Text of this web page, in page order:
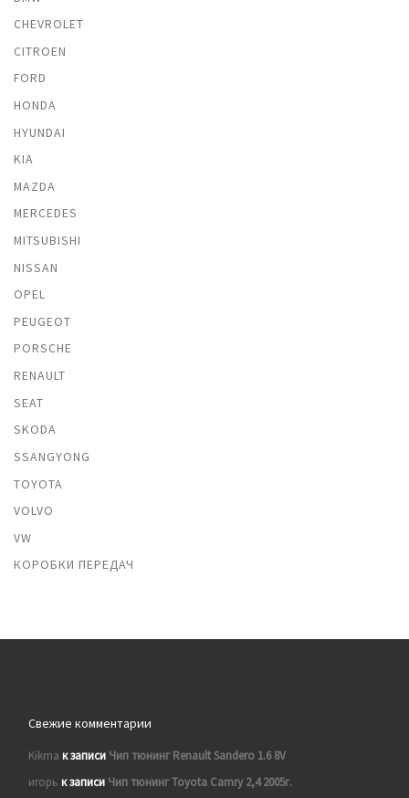
CHEVROLET
CITROEN
FORD
HONDA
HYUNDAI
KIA
MAZDA
MERCEDES
MITSUBISHI
NISSAN
OPEL
PEUGEOT
PORSCHE
RENAULT
SEAT
SKODA
SSANGYONG
TOYOTA
VOLVO
VW
КОРОБКИ ПЕРЕДАЧ
Свежие комментарии
Kikma к записи Чип тюнинг Renault Sandero 1.6 8V
игорь к записи Чип тюнинг Toyota Camry 2,4 2005г.